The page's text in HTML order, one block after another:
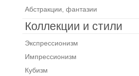
Абстракции, фантазии
Коллекции и стили
Экспрессионизм
Импрессионизм
Кубизм